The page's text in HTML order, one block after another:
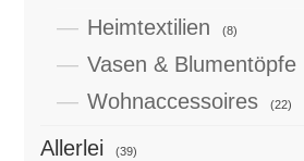
Heimtextilien (8)
Vasen & Blumentöpfe
Wohnaccessoires (22)
Allerlei (39)